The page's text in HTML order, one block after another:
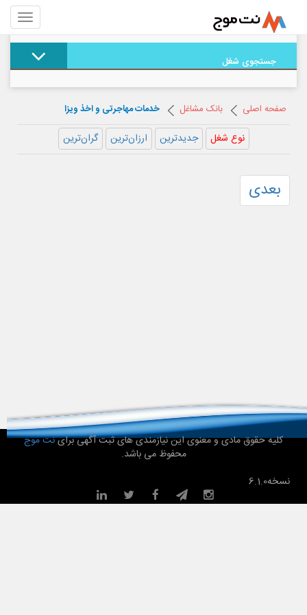
جستجوی شغل
صفحه اصلی بانک مشاغل خدمات مهاجرتی و اخذ ویزا
نوع شغل جدیدترین ارزان‌ترین گران‌ترین
بعدی
کلیه حقوق مادی و معنوی این نیازمندی های ثبت آگهی براینت موج
محفوظ می باشد.
نسخه6.1.0